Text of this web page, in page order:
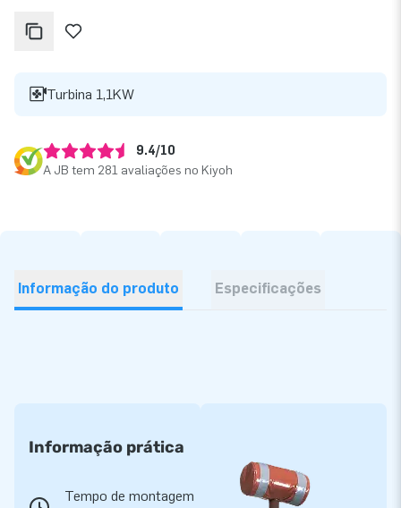
Turbina 1,1KW
9.4/10
A JB tem 281 avaliações no Kiyoh
Informação do produto Especificações
Informação prática
Tempo de montagem